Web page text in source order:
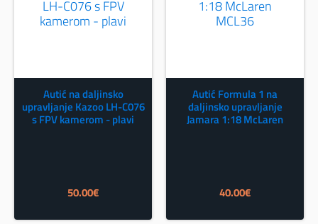
Autić na daljinsko
upravljanje Kazoo LH-C076
s FPV kamerom - plavi
50.00€
Autić Formula 1 na
daljinsko upravljanje
Jamara 1:18 McLaren
40.00€